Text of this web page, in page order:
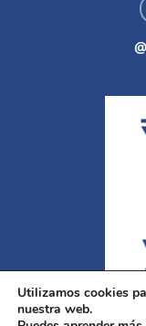
Utilizamos cookies
nuestra web.